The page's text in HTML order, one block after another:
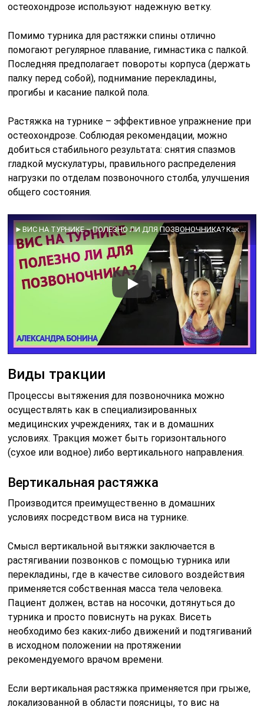
остеохондрозе используют надежную ветку.
Помимо турника для растяжки спины отлично
помогают регулярное плавание, гимнастика с палкой.
Последняя предполагает повороты корпуса (держать
палку перед собой), поднимание перекладины,
прогибы и касание палкой пола.
Растяжка на турнике – эффективное упражнение при
остеохондрозе. Соблюдая рекомендации, можно
добиться стабильного результата: снятия спазмов
гладкой мускулатуры, правильного распределения
нагрузки по отделам позвоночного столба, улучшения
общего состояния.
►ВИС НА ТУРНИКЕ – ПОЛЕЗНО ЛИ ДЛЯ ПОЗВОНОЧНИКА? Как правильно растягивать позвоночник.
Виды тракции
Процессы вытяжения для позвоночника можно
осуществлять как в специализированных
медицинских учреждениях, так и в домашних
условиях. Тракция может быть горизонтального
(сухое или водное) либо вертикального направления.
Вертикальная растяжка
Производится преимущественно в домашних
условиях посредством виса на турнике.
Смысл вертикальной вытяжки заключается в
растягивании позвонков с помощью турника или
перекладины, где в качестве силового воздействия
применяется собственная масса тела человека.
Пациент должен, встав на носочки, дотянуться до
турника и просто повиснуть на руках. Висеть
необходимо без каких-либо движений и подтягиваний
в исходном положении на протяжении
рекомендуемого врачом времени.
Если вертикальная растяжка применяется при грыже,
локализованной в области поясницы, то вис на